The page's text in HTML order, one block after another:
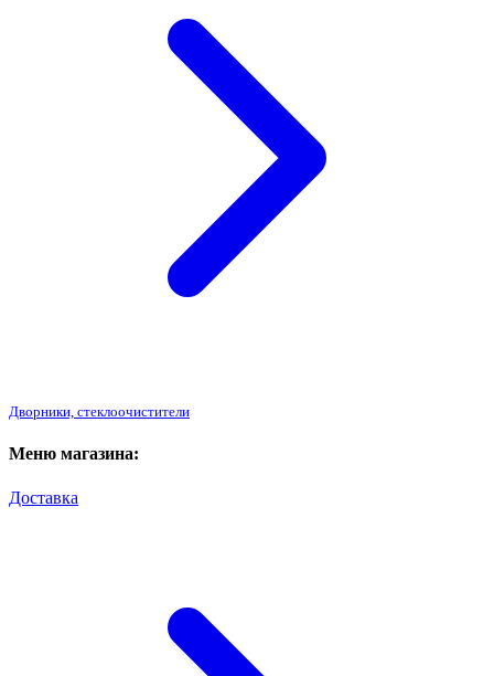
Дворники, стеклоочистители
Меню магазина:
Доставка